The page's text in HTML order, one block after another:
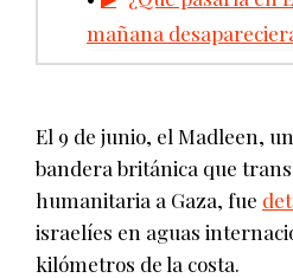
mañana
El 9 de junio, el Madleen,
bandera británica que
humanitaria a Gaza, fue
israelíes en aguas
kilómetros de la costa.